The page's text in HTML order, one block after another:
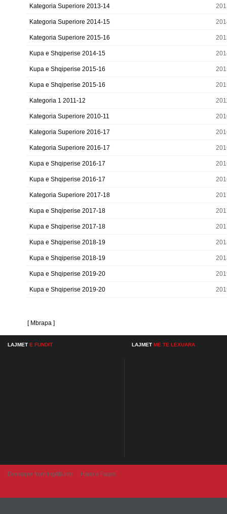
Kategoria Superiore 2013-14
Kategoria Superiore 2014-15
Kategoria Superiore 2015-16
Kupa e Shqiperise 2014-15
Kupa e Shqiperise 2015-16
Kupa e Shqiperise 2015-16
Kategoria 1 2011-12
Kategoria Superiore 2010-11
Kategoria Superiore 2016-17
Kategoria Superiore 2016-17
Kupa e Shqiperise 2016-17
Kupa e Shqiperise 2016-17
Kategoria Superiore 2017-18
Kupa e Shqiperise 2017-18
Kupa e Shqiperise 2017-18
Kupa e Shqiperise 2018-19
Kupa e Shqiperise 2018-19
Kupa e Shqiperise 2019-20
Kupa e Shqiperise 2019-20
[ Mbrapa ]
LAJMET E FUNDIT LAJMET ME TE LEXUARA
Developer from IngAlb.info Harta e Faqes